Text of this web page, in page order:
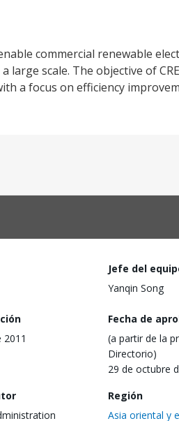
commercial renewable
scale. The objective of
a focus on efficiency
Jefe del
Yanqin Song
2011
Fecha de
(a partir de la
Directorio)
29 de octubre
Región
Asia oriental y